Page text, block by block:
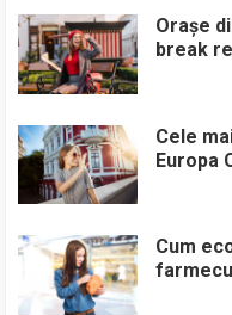
Orașe
break
Cele
Europa
Cum